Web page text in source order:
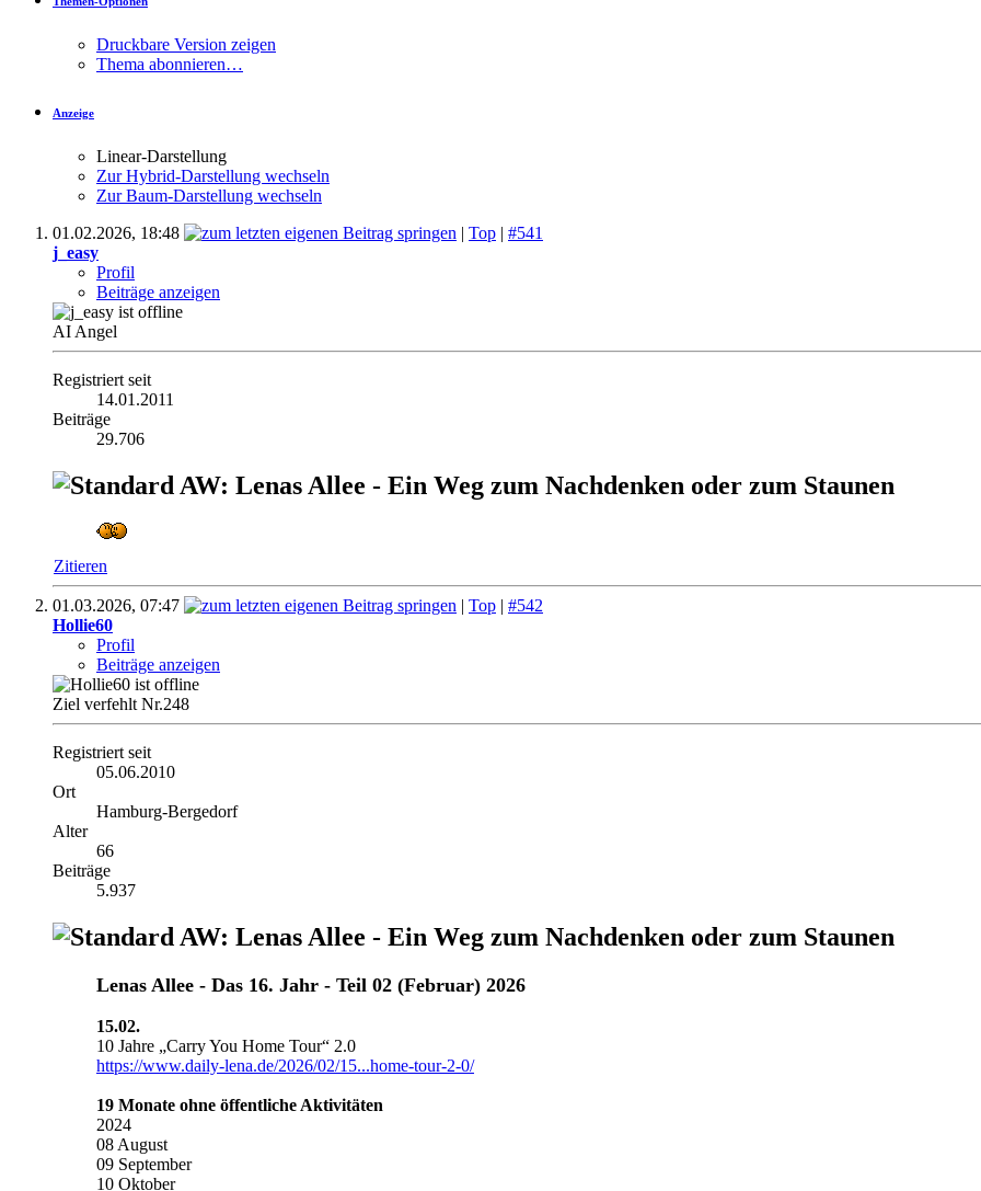
Druckbare Version zeigen
Thema abonnieren…
Anzeige
Linear-Darstellung
Zur Hybrid-Darstellung wechseln
Zur Baum-Darstellung wechseln
01.02.2026, 18:48 | Top | #541
j_easy
Profil
Beiträge anzeigen
AI Angel
Registriert seit
14.01.2011
Beiträge
29.706
AW: Lenas Allee - Ein Weg zum Nachdenken oder zum Staunen
Zitieren
01.03.2026, 07:47 | Top | #542
Hollie60
Profil
Beiträge anzeigen
Ziel verfehlt Nr.248
Registriert seit
05.06.2010
Ort
Hamburg-Bergedorf
Alter
66
Beiträge
5.937
AW: Lenas Allee - Ein Weg zum Nachdenken oder zum Staunen
Lenas Allee ‐ Das 16. Jahr - Teil 02 (Februar) 2026
15.02.
10 Jahre „Carry You Home Tour“ 2.0
https://www.daily-lena.de/2026/02/15...home-tour-2-0/
19 Monate ohne öffentliche Aktivitäten
2024
08 August
09 September
10 Oktober